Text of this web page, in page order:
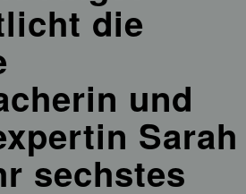
die
und
Sarah
sechstes